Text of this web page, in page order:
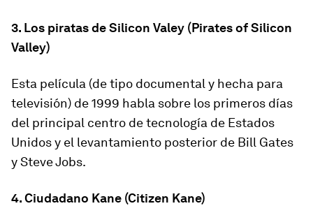
3. Los piratas de Silicon Valey (Pirates of Silicon
Valley)
Esta película (de tipo documental y hecha para
televisión) de 1999 habla sobre los primeros días
del principal centro de tecnología de Estados
Unidos y el levantamiento posterior de Bill Gates
y Steve Jobs.
4. Ciudadano Kane (Citizen Kane)